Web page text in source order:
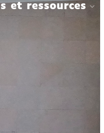
et ressources